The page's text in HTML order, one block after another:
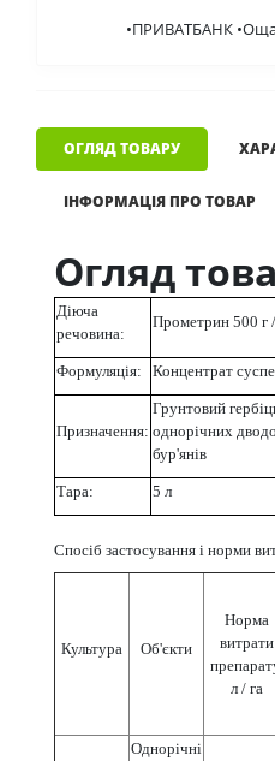
ОГЛЯД ТОВАРУ
ІНФОРМАЦІЯ ПРО ТОВАР
Огляд
Діюча
речовина:
Прометрин 500 г
Формуляція: Концентрат
Призначення:
Грунтовий
однорічних
бур'янів
Тара: 5 л
Спосіб застосування і норми
Культура Об'єкти
Норма
витрати
л / га
Однорічні
•ПРИВАТБАНК